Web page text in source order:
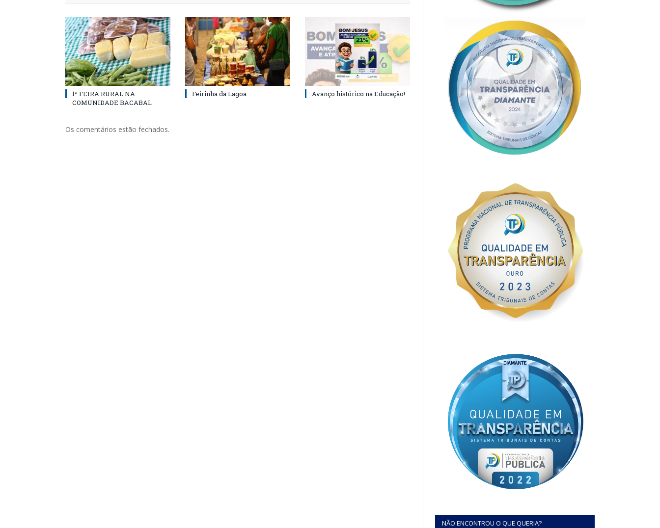
1ª FEIRA RURAL NA
COMUNIDADE BACABAL
Feirinha da Lagoa Avanço histórico na Educação!
Os comentários estão fechados.
NÃO ENCONTROU O QUE QUERIA?